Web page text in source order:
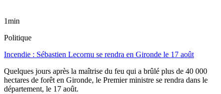
1min
Politique
Incendie : Sébastien Lecornu se rendra en Gironde le 17 août
Quelques jours après la maîtrise du feu qui a brûlé plus de 40 000
hectares de forêt en Gironde, le Premier ministre se rendra dans le
département, le 17 août.